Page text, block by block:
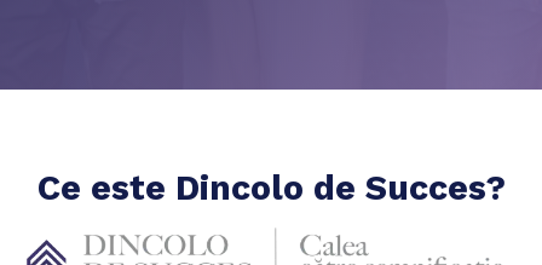
Ce este Dincolo de Succes?